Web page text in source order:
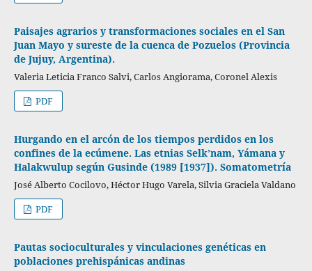
Paisajes agrarios y transformaciones sociales en el San
Juan Mayo y sureste de la cuenca de Pozuelos (Provincia
de Jujuy, Argentina).
Valeria Leticia Franco Salvi, Carlos Angiorama, Coronel Alexis
PDF
Hurgando en el arcón de los tiempos perdidos en los
confines de la ecúmene. Las etnias Selk’nam, Yámana y
Halakwulup según Gusinde (1989 [1937]). Somatometría
José Alberto Cocilovo, Héctor Hugo Varela, Silvia Graciela Valdano
PDF
Pautas socioculturales y vinculaciones genéticas en
poblaciones prehispánicas andinas